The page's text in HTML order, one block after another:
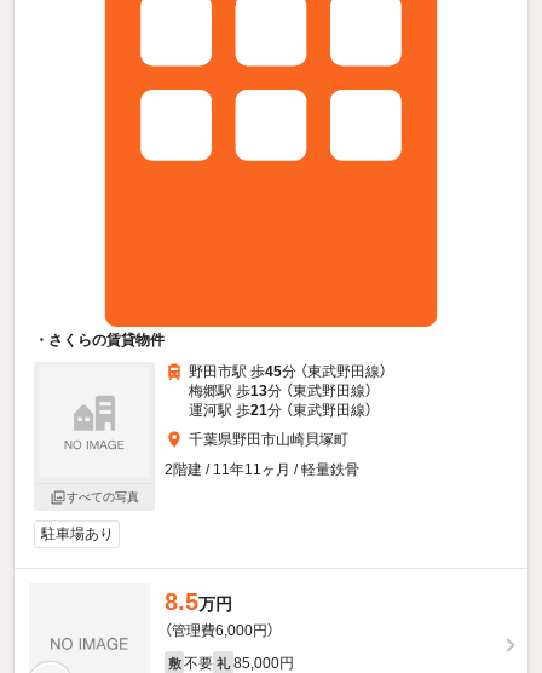
・さくらの賃貸物件
すべての写真
野田市駅 歩45分 （東武野田線）
梅郷駅 歩13分 （東武野田線）
運河駅 歩21分 （東武野田線）
千葉県野田市山崎貝塚町
2階建 / 11年11ヶ月 / 軽量鉄骨
駐車場あり
8.5万円
（管理費6,000円）
敷 不要 礼 85,000円